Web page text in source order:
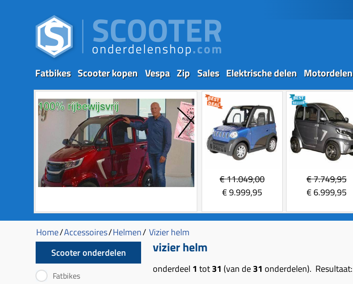
Fatbikes Scooter kopen Vespa Zip Sales Elektrische delen Motordelen
€11.049,00
€9.999,95
€7.749,95
€6.999,95
Home/Accessoires/Helmen/ Vizier helm
Scooter onderdelen
Fatbikes
vizier helm
onderdeel 1 tot31 (van de31 onderdelen). Resultaat: